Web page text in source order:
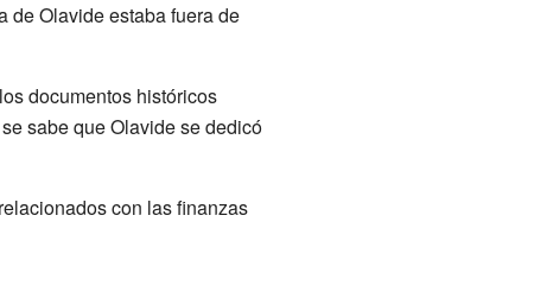
de Olavide estaba fuera de
documentos históricos
sabe que Olavide se dedicó
con las finanzas